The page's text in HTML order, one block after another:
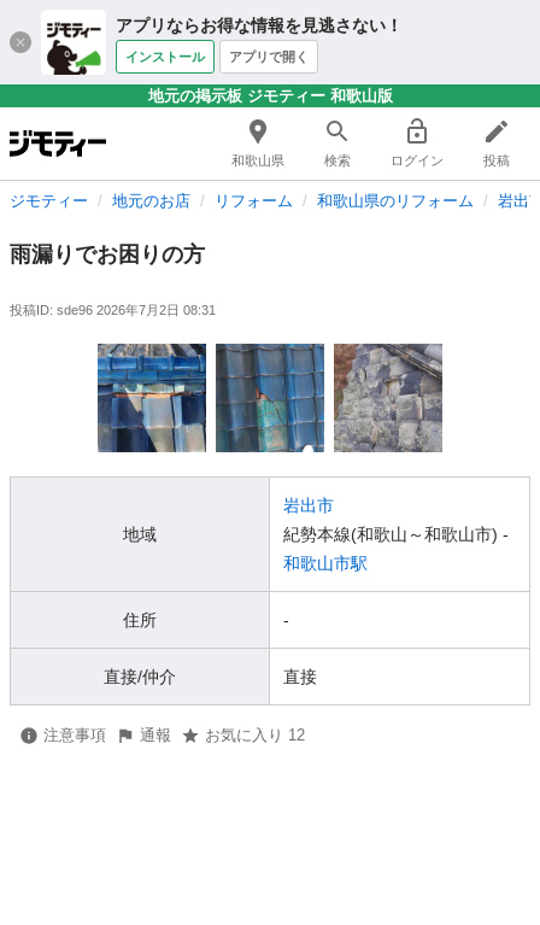
アプリならお得な情報を見逃さない！
インストール アプリで開く
地元の掲示板 ジモティー 和歌山版
和歌山県 検索 ログイン 投稿
ジモティー 地元のお店 リフォーム 和歌山県のリフォーム 岩出
雨漏りでお困りの方
投稿ID: sde96 2026年7月2日 08:31
地域
岩出市
紀勢本線(和歌山～和歌山市) -
和歌山市駅
住所 -
直接/仲介 直接
注意事項 通報 お気に入り 12